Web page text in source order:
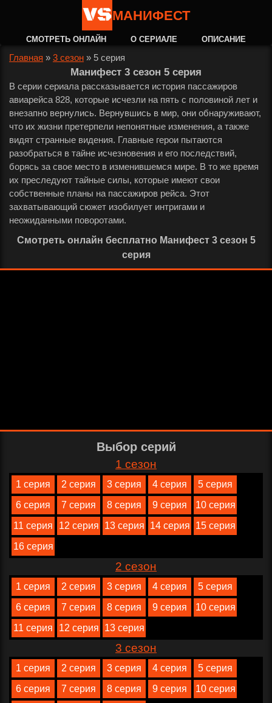
МАНИФЕСТ
СМОТРЕТЬ ОНЛАЙН О СЕРИАЛЕ ОПИСАНИЕ
Главная » 3 сезон » 5 серия
Манифест 3 сезон 5 серия
В серии сериала рассказывается история пассажиров
авиарейса 828, которые исчезли на пять с половиной лет и
внезапно вернулись. Вернувшись в мир, они обнаруживают,
что их жизни претерпели непонятные изменения, а также
видят странные видения. Главные герои пытаются
разобраться в тайне исчезновения и его последствий,
борясь за свое место в изменившемся мире. В то же время
их преследуют тайные силы, которые имеют свои
собственные планы на пассажиров рейса. Этот
захватывающий сюжет изобилует интригами и
неожиданными поворотами.
Смотреть онлайн бесплатно Манифест 3 сезон 5
серия
Выбор серий
1 сезон
1 серия 2 серия 3 серия 4 серия
5 серия
6 серия
7 серия 8 серия 9 серия
10 серия
11 серия
12 серия 13 серия 14 серия
15 серия
16 серия
2 сезон
1 серия 2 серия 3 серия 4 серия
5 серия
6 серия
7 серия 8 серия 9 серия
10 серия
11 серия
12 серия 13 серия
3 сезон
1 серия 2 серия 3 серия 4 серия
5 серия
6 серия
7 серия 8 серия 9 серия
10 серия